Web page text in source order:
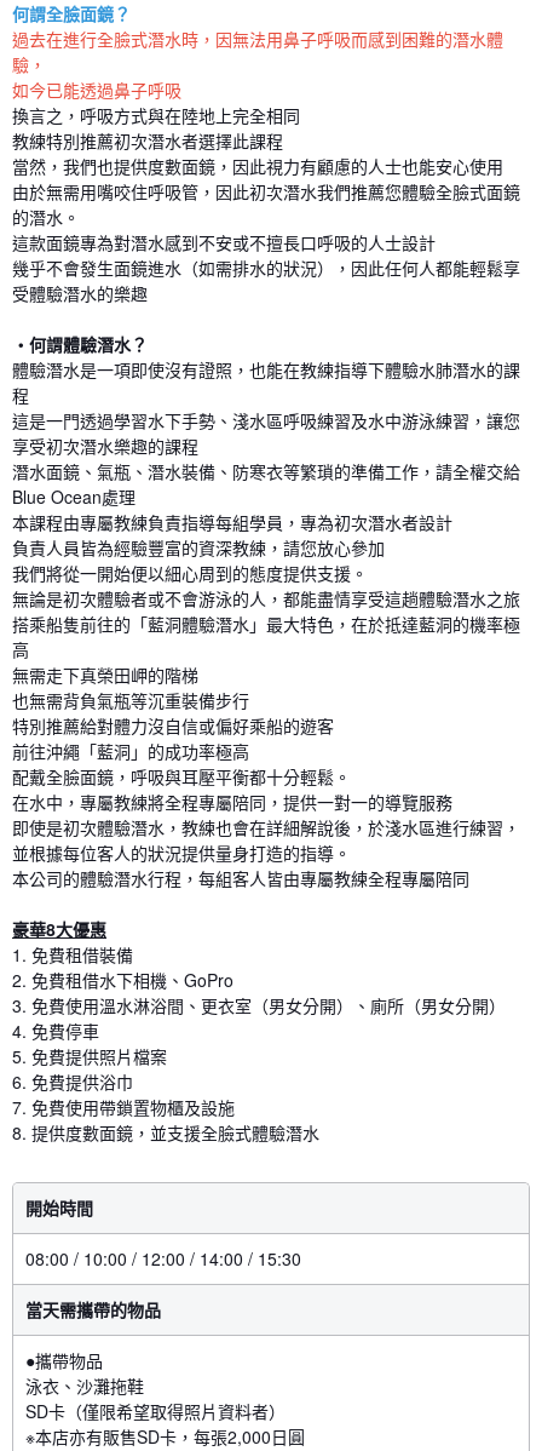
何謂全臉面鏡？
過去在進行全臉式潛水時，因無法用鼻子呼吸而感到困難的潛水體
驗，
如今已能透過鼻子呼吸
換言之，呼吸方式與在陸地上完全相同
教練特別推薦初次潛水者選擇此課程
當然，我們也提供度數面鏡，因此視力有顧慮的人士也能安心使用
由於無需用嘴咬住呼吸管，因此初次潛水我們推薦您體驗全臉式面鏡
的潛水。
這款面鏡專為對潛水感到不安或不擅長口呼吸的人士設計
幾乎不會發生面鏡進水（如需排水的狀況），因此任何人都能輕鬆享
受體驗潛水的樂趣
・何謂體驗潛水？
體驗潛水是一項即使沒有證照，也能在教練指導下體驗水肺潛水的課
程
這是一門透過學習水下手勢、淺水區呼吸練習及水中游泳練習，讓您
享受初次潛水樂趣的課程
潛水面鏡、氣瓶、潛水裝備、防寒衣等繁瑣的準備工作，請全權交給
Blue Ocean處理
本課程由專屬教練負責指導每組學員，專為初次潛水者設計
負責人員皆為經驗豐富的資深教練，請您放心參加
我們將從一開始便以細心周到的態度提供支援。
無論是初次體驗者或不會游泳的人，都能盡情享受這趟體驗潛水之旅
搭乘船隻前往的「藍洞體驗潛水」最大特色，在於抵達藍洞的機率極
高
無需走下真榮田岬的階梯
也無需背負氣瓶等沉重裝備步行
特別推薦給對體力沒自信或偏好乘船的遊客
前往沖繩「藍洞」的成功率極高
配戴全臉面鏡，呼吸與耳壓平衡都十分輕鬆。
在水中，專屬教練將全程專屬陪同，提供一對一的導覽服務
即使是初次體驗潛水，教練也會在詳細解說後，於淺水區進行練習，
並根據每位客人的狀況提供量身打造的指導。
本公司的體驗潛水行程，每組客人皆由專屬教練全程專屬陪同
豪華8大優惠
1. 免費租借裝備
2. 免費租借水下相機、GoPro
3. 免費使用溫水淋浴間、更衣室（男女分開）、廁所（男女分開）
4. 免費停車
5. 免費提供照片檔案
6. 免費提供浴巾
7. 免費使用帶鎖置物櫃及設施
8. 提供度數面鏡，並支援全臉式體驗潛水
開始時間
08:00 / 10:00 / 12:00 / 14:00 / 15:30
當天需攜帶的物品
●攜帶物品
泳衣、沙灘拖鞋
SD卡（僅限希望取得照片資料者）
※本店亦有販售SD卡，每張2,000日圓